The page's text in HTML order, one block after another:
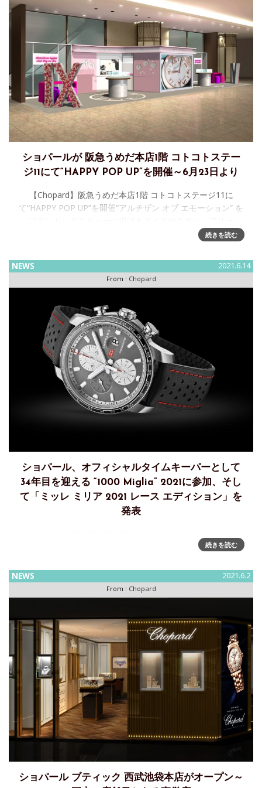
ショパールが 阪急うめだ本店1階 コトコトステー
ジ11にて“HAPPY POP UP”を開催～6月23日より
【Chopard】阪急うめだ本店1階 コトコトステージ11に
て“HAPPY POP UP”を開催“アルチザン オブ エモーション” を
続きを読む
NEWS 2021.6.14
From : Chopard
ショパール、オフィシャルタイムキーパーとして
34年目を迎える “1000 Miglia” 2021に参加、そし
て「ミッレ ミリア 2021 レース エディション」を
発表
シャルタイムキーパーとして 34年目を迎えるショパールは今
ートナー兼オ
続きを読む
NEWS 2021.6.2
From : Chopard
ショパール ブティック 西武池袋本店がオープン～